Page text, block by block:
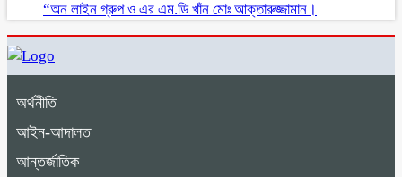
“অন লাইন গ্রুপ ও এর এম.ডি খাঁন মোঃ আক্তারুজ্জামান।
অর্থনীতি
আইন-আদালত
আন্তর্জাতিক